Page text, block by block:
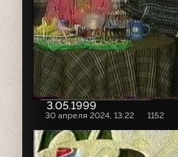
3.05.1999
30 апреля 2024, 13:22 1152